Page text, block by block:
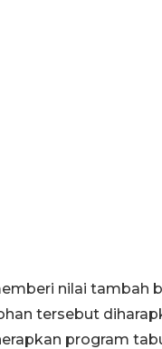
nilai tambah
tersebut
program